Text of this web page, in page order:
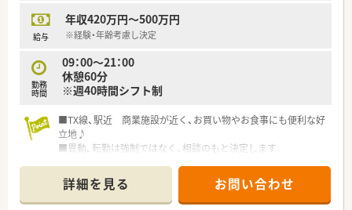
■社内公募制度を活用することで、リクルーターや商品開発など
多彩な本部部署へ進む道があります。
ポート薬局を牽引する存在を目指せます。
【こんな方が活躍中】
に働くママさん薬剤師が活躍中です。
■大手グループの充実した研修制度を利用して、未経験から調剤
のプロへと成長した若手が活躍中です。
身に乗ることができる方が活躍中です。
給与
年収420万円～500万円
※経験・年齢考慮し決定
勤務
時間
09：00～21：00
休憩60分
※週40時間シフト制
■TX線、駅近 商業施設が近く、お買い物やお食事にも便利な好
立地♪
■異動、転勤は強制ではなく、相談のもと決定します
できます
詳細を見る お問い合わせ